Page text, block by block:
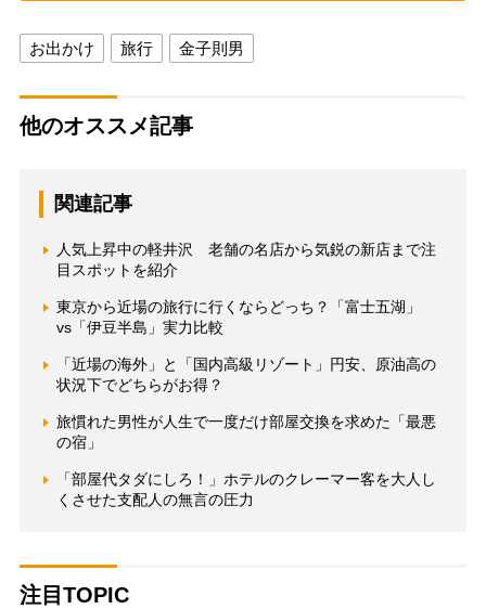
お出かけ 旅行 金子則男
他のオススメ記事
関連記事
人気上昇中の軽井沢 老舗の名店から気鋭の新店まで注
目スポットを紹介
東京から近場の旅行に行くならどっち？「富士五湖」
vs「伊豆半島」実力比較
「近場の海外」と「国内高級リゾート」円安、原油高の
状況下でどちらがお得？
旅慣れた男性が人生で一度だけ部屋交換を求めた「最悪
の宿」
「部屋代タダにしろ！」ホテルのクレーマー客を大人し
くさせた支配人の無言の圧力
注目TOPIC